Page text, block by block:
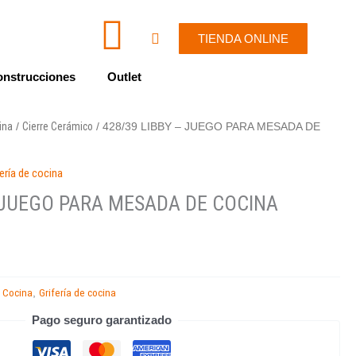
c
o
-
v
W
h
a
s
p
Cart TIENDA ONLINE
Outlet
/Cierre Cerámico / 428/39 LIBBY – JUEGO PARA MESADA DE
de cocina
PARA MESADA DE COCINA
,Cocina ,Grifería de cocina
Pago seguro garantizado